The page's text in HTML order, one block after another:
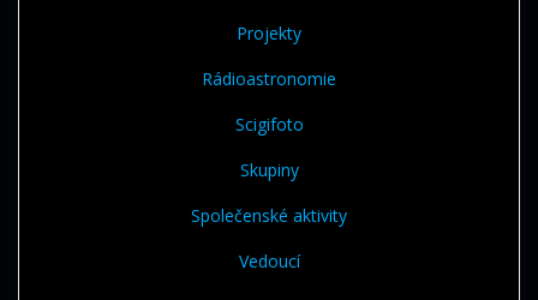
Projekty
Rádioastronomie
Scigifoto
Skupiny
Společenské aktivity
Vedoucí